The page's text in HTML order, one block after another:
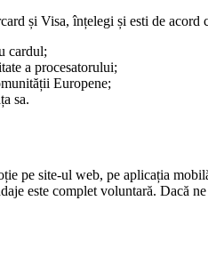
și Visa, înțelegi și esti de acord
cardul;
a procesatorului;
Europene;
sa.
pe site-ul web, pe aplicația
este complet voluntară. Dacă